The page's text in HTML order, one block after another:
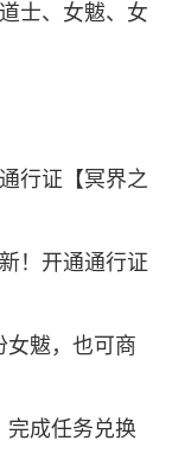
士、女魃、女
行证【冥界之
！开通通行证
女魃，也可商
完成任务兑换